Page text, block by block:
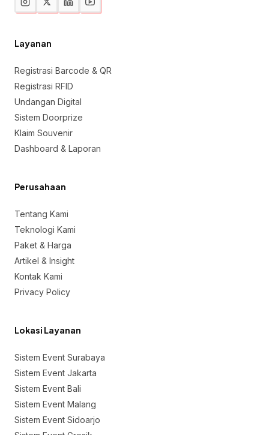
Layanan
Registrasi Barcode & QR
Registrasi RFID
Undangan Digital
Sistem Doorprize
Klaim Souvenir
Dashboard & Laporan
Perusahaan
Tentang Kami
Teknologi Kami
Paket & Harga
Artikel & Insight
Kontak Kami
Privacy Policy
Lokasi Layanan
Sistem Event Surabaya
Sistem Event Jakarta
Sistem Event Bali
Sistem Event Malang
Sistem Event Sidoarjo